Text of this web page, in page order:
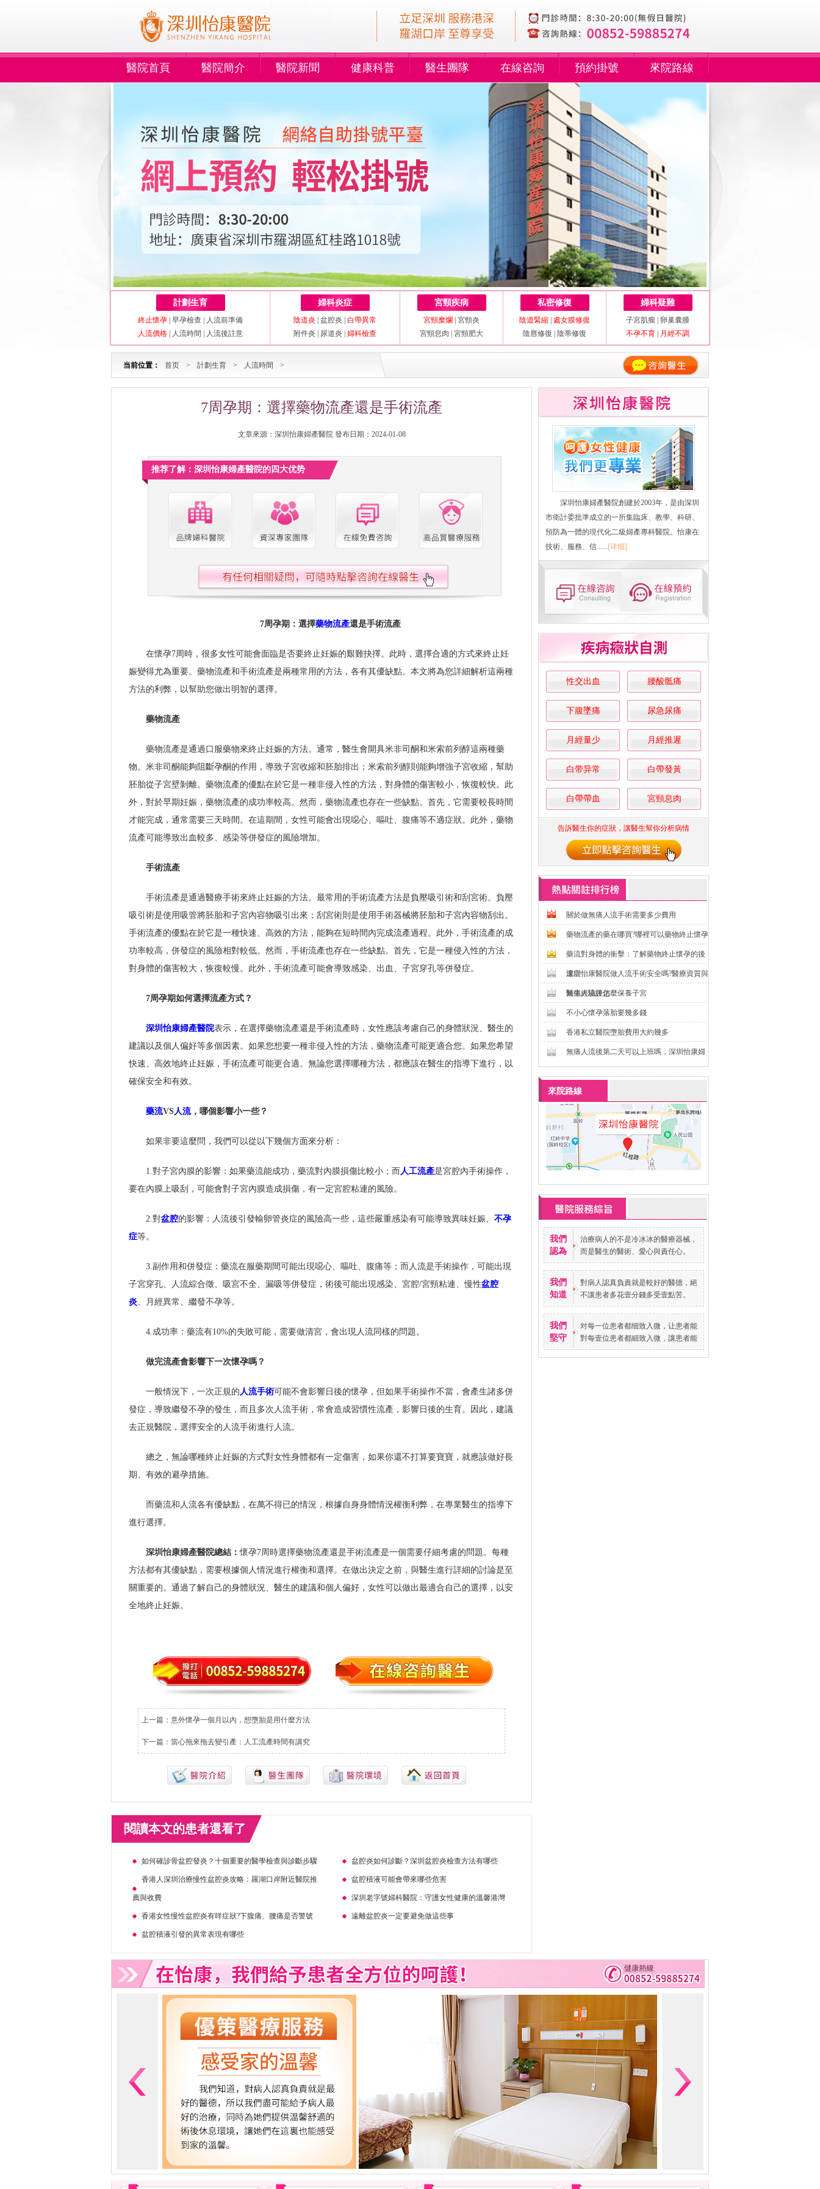
醫院首頁 醫院簡介 醫院新聞 健康科普 醫生團隊 在線咨詢 預約掛號 來院路線
計劃生育
終止懷孕 早孕檢查
人流前準備
人流價格
人流時間 人流後註意
婦科炎症
陰道炎 盆腔炎
白帶異常
附件炎
尿道炎 婦科檢查
宮頸疾病
宮頸糜爛
宮頸炎
宮頸息肉
宮頸肥大
私密修復
陰道緊縮
處女膜修復
陰唇修復
陰蒂修復
婦科疑難
子宮肌瘤
卵巢囊腫
不孕不育
月經不調
当前位置： 首页 > 計劃生育 > 人流時間 >
7周孕期：選擇藥物流產還是手術流產
文章來源：深圳怡康婦產醫院 發布日期：2024-01-08
推荐了解：深圳怡康婦產醫院的四大优势
7周孕期：選擇藥物流產還是手術流產
在懷孕7周時，很多女性可能會面臨是否要終止妊娠的艱難抉擇。此時，選擇合適的方式來終止妊
娠變得尤為重要。藥物流產和手術流產是兩種常用的方法，各有其優缺點。本文將為您詳細解析這兩種
方法的利弊，以幫助您做出明智的選擇。
藥物流產
藥物流產是通過口服藥物來終止妊娠的方法。通常，醫生會開具米非司酮和米索前列醇這兩種藥
物。米非司酮能夠阻斷孕酮的作用，導致子宮收縮和胚胎排出；米索前列醇則能夠增強子宮收縮，幫助
胚胎從子宮壁剝離。藥物流產的優點在於它是一種非侵入性的方法，對身體的傷害較小，恢復較快。此
外，對於早期妊娠，藥物流產的成功率較高。然而，藥物流產也存在一些缺點。首先，它需要較長時間
才能完成，通常需要三天時間。在這期間，女性可能會出現噁心、嘔吐、腹痛等不適症狀。此外，藥物
流產可能導致出血較多、感染等併發症的風險增加。
手術流產
手術流產是通過醫療手術來終止妊娠的方法。最常用的手術流產方法是負壓吸引術和刮宮術。負壓
吸引術是使用吸管將胚胎和子宮內容物吸引出來；刮宮術則是使用手術器械將胚胎和子宮內容物刮出。
手術流產的優點在於它是一種快速、高效的方法，能夠在短時間內完成流產過程。此外，手術流產的成
功率較高，併發症的風險相對較低。然而，手術流產也存在一些缺點。首先，它是一種侵入性的方法，
對身體的傷害較大，恢復較慢。此外，手術流產可能會導致感染、出血、子宮穿孔等併發症。
7周孕期如何選擇流產方式？
深圳怡康婦產醫院表示，在選擇藥物流產還是手術流產時，女性應該考慮自己的身體狀況、醫生的
建議以及個人偏好等多個因素。如果您想要一種非侵入性的方法，藥物流產可能更適合您。如果您希望
快速、高效地終止妊娠，手術流產可能更合適。無論您選擇哪種方法，都應該在醫生的指導下進行，以
確保安全和有效。
藥流VS人流，哪個影響小一些？
如果非要這麼問，我們可以從以下幾個方面來分析：
1.對子宮內膜的影響：如果藥流能成功，藥流對內膜損傷比較小；而 人工流產是宮腔內手術操作，
要在內膜上吸刮，可能會對子宮內膜造成損傷，有一定宮腔粘連的風險。
2.對盆腔的影響：人流後引發輸卵管炎症的風險高一些，這些嚴重感染有可能導致異味妊娠、 不孕
症等。
3.副作用和併發症：藥流在服藥期間可能出現噁心、嘔吐、腹痛等；而人流是手術操作，可能出現
子宮穿孔、人流綜合徵、吸宮不全、漏吸等併發症，術後可能出現感染、宮腔/宮頸粘連、慢性盆腔
炎、月經異常、繼發不孕等。
4.成功率：藥流有10%的失敗可能，需要做清宮，會出現人流同樣的問題。
做完流產會影響下一次懷孕嗎？
一般情況下，一次正規的 人流手術可能不會影響日後的懷孕，但如果手術操作不當，會產生諸多併
發症，導致繼發不孕的發生，而且多次人流手術，常會造成習慣性流產，影響日後的生育。因此，建議
去正規醫院，選擇安全的人流手術進行人流。
總之，無論哪種終止妊娠的方式對女性身體都有一定傷害，如果你還不打算要寶寶，就應該做好長
期、有效的避孕措施。
而藥流和人流各有優缺點，在萬不得已的情況，根據自身身體情況權衡利弊，在專業醫生的指導下
進行選擇。
深圳怡康婦產醫院總結：懷孕7周時選擇藥物流產還是手術流產是一個需要仔細考慮的問題。每種
方法都有其優缺點，需要根據個人情況進行權衡和選擇。在做出決定之前，與醫生進行詳細的討論是至
關重要的。通過了解自己的身體狀況、醫生的建議和個人偏好，女性可以做出最適合自己的選擇，以安
全地終止妊娠。
上一篇： 意外懷孕一個月以內，想墮胎是用什麼方法
下一篇： 當心拖來拖去變引產：人工流產時間有講究
閱讀本文的患者還看了
如何確診骨盆腔發炎？十個重要的醫學檢查與診斷步驟 盆腔炎如何診斷？深圳盆腔炎檢查方法有哪些
香港人深圳治療慢性盆腔炎攻略：羅湖口岸附近醫院推
薦與收費
盆腔積液可能會帶來哪些危害
深圳老字號婦科醫院：守護女性健康的溫馨港灣
香港女性慢性盆腔炎有咩症狀?下腹痛、腰痛是否警號 遠離盆腔炎一定要避免做這些事
盆腔積液引發的異常表現有哪些
深圳怡康婦產醫院創建於2003年，是由深圳
市衛計委批準成立的一所集臨床、教學、科研、
預防為一體的現代化二級婦產專科醫院。怡康在
技術、服務、信...... [详细]
性交出血 腰酸骶痛
下腹墜痛 尿急尿痛
月經量少 月經推遲
白带异常 白帶發黃
白帶帶血 宮頸息肉
告訴醫生你的症狀，讓醫生幫你分析病情
關於做無痛人流手術需要多少費用
藥物流產的藥在哪買?哪裡可以藥物終止懷孕
藥流對身體的衝擊：了解藥物終止懷孕的後
遺症
深圳怡康醫院做人流手術安全嗎?醫療資質與
醫生經驗評估
無痛人流後怎麼保養子宮
不小心懷孕落胎要幾多錢
香港私立醫院墮胎費用大約幾多
無痛人流後第二天可以上班嗎，深圳怡康婦
來院路線
我們
認為
治療病人的不是冷冰冰的醫療器械，
而是醫生的醫術、愛心與責任心。
我們
知道
對病人認真負責就是較好的醫德，絕
不讓患者多花壹分錢多受壹點苦。
我們
堅守
对每一位患者都细致入微，让患者能
對每壹位患者都細致入微，讓患者能